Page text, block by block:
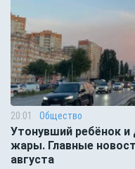
20:01 Общество
Утонувший ребёнок
жары. Главные
августа